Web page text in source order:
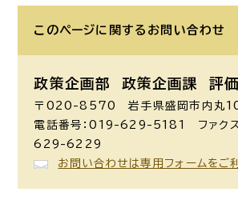
このページに関する お問い合わせ
政策企画部 政策企画課 評
〒020-8570 岩手県盛岡市内丸
電話番号：019-629-5181 ファク
629-6229
お問い合わせは専用フォームをご